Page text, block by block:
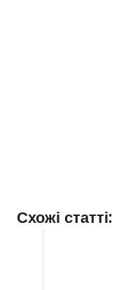
Схожі статті: